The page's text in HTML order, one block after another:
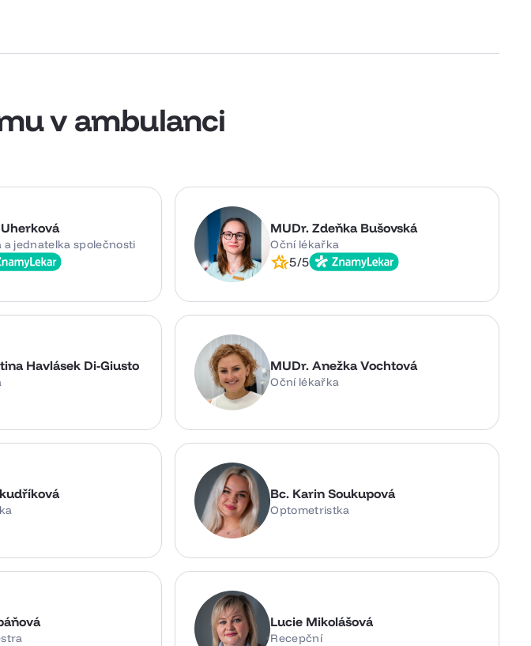
v ambulanci
a jednatelka společnosti
MUDr. Zdeňka Bušovská
Oční lékařka
5/5
Havlásek Di-Giusto MUDr. Anežka Vochtová
Oční lékařka
Bc. Karin Soukupová
Optometristka
Lucie Mikolášová
Recepční